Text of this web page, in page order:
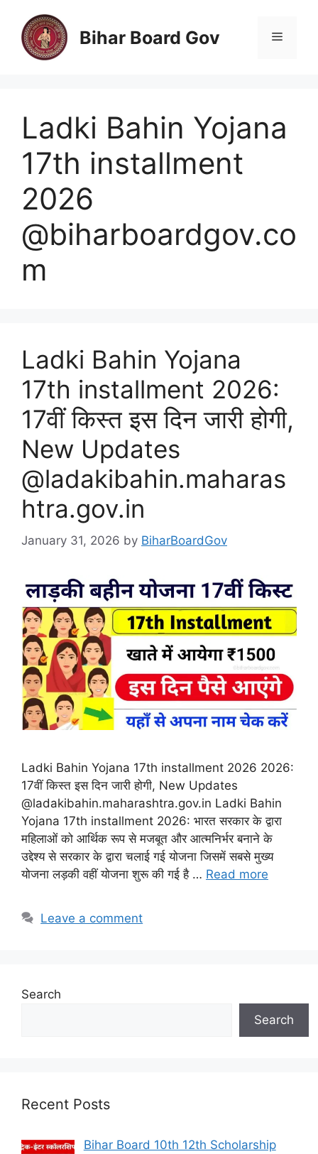
content
Bihar Board Gov Menu
Ladki Bahin Yojana
17th installment
2026
@biharboardgov.co
m
Ladki Bahin Yojana
17th installment 2026:
17वीं किस्त इस दिन जारी होगी,
New Updates
@ladakibahin.maharas
htra.gov.in
January 31, 2026 by BiharBoardGov
Ladki Bahin Yojana 17th installment 2026 2026:
17वीं किस्त इस दिन जारी होगी, New Updates
@ladakibahin.maharashtra.gov.in Ladki Bahin
Yojana 17th installment 2026: भारत सरकार के द्वारा
महिलाओं को आर्थिक रूप से मजबूत और आत्मनिर्भर बनाने के
उद्देश्य से सरकार के द्वारा चलाई गई योजना जिसमें सबसे मुख्य
योजना लड़की वहीं योजना शुरू की गई है … Read more
Leave a comment
Search
Search
Recent Posts
Bihar Board 10th 12th Scholarship